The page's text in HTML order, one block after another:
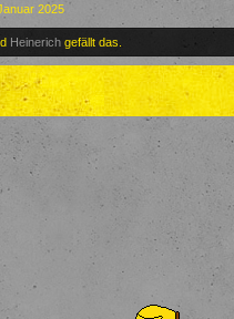
2025
Heinerich gefällt das.